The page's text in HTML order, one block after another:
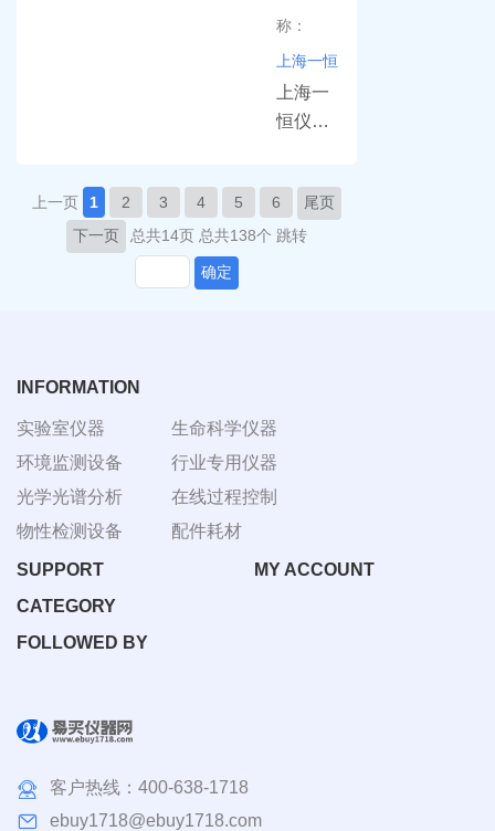
系列、
干燥箱
系列、
培养箱
系列、
安全柜
称：
上海一恒
上海一
恒仪器
年，主
要从事
企业免
上一页 1 2 3 4 5 6
尾页
下一页
总共14页 总共138个 跳转
确定
INFORMATION
实验室仪器
环境监测设备
光学光谱分析
物性检测设备
生命科学仪器
行业专用仪器
在线过程控制
配件耗材
SUPPORT
MY ACCOUNT
CATEGORY
FOLLOWED BY
客户热线： 400-638-1718
ebuy1718@ebuy1718.com